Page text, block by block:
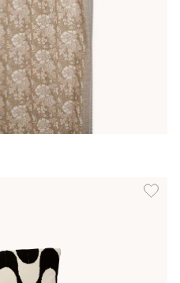
Lägg